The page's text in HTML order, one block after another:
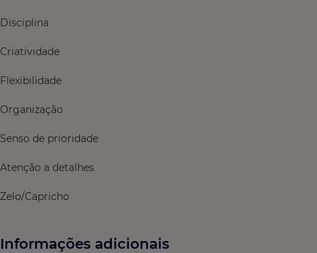
Disciplina
Criatividade
Flexibilidade
Organização
Senso de prioridade
Atenção a detalhes
Zelo/Capricho
Informações adicionais